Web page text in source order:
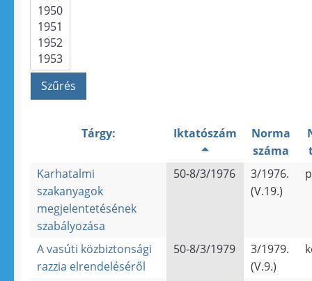
Tárgy: Iktatószám
Norma
száma
Karhatalmi
szakanyagok
megjelentetésének
szabályozása
50-8/3/1976
3/1976.
(V.19.)
A vasúti közbiztonsági
razzia elrendeléséről
50-8/3/1979
3/1979.
(V.9.)